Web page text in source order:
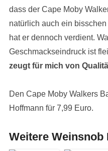
dass der Cape Moby
natürlich auch ein
hat er dennoch verdient.
Geschmackseindruck ist
zeugt für mich von
Den Cape Moby Walkers
Hoffmann für 7,99 Euro.
Weitere Weinsnob